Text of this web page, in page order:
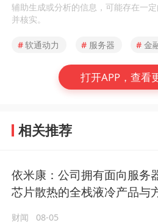
辅助生成或分析的信息，可能存在一
并核实。
#软通动力 # 服务器 # 金
打开APP，查看
相关推荐
依米康：公司拥有面向服务
芯片散热的全栈液冷产品与
财闻 08-05